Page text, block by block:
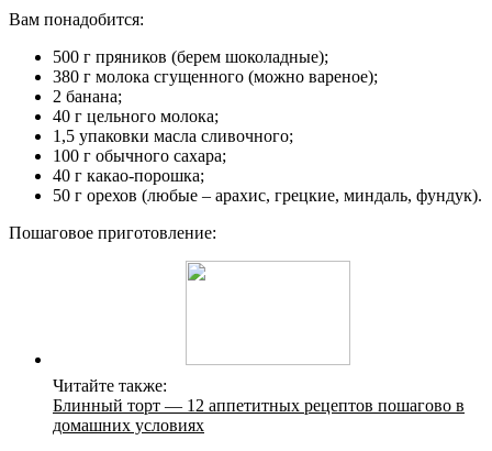
Вам понадобится:
500 г пряников (берем шоколадные);
380 г молока сгущенного (можно вареное);
2 банана;
40 г цельного молока;
1,5 упаковки масла сливочного;
100 г обычного сахара;
40 г какао-порошка;
50 г орехов (любые – арахис, грецкие, миндаль, фундук).
Пошаговое приготовление:
Читайте также:
Блинный торт — 12 аппетитных рецептов пошагово в
домашних условиях